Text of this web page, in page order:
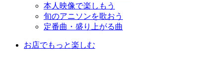
本人映像で楽しもう
旬のアニソンを歌おう
定番曲・盛り上がる曲
お店でもっと楽しむ